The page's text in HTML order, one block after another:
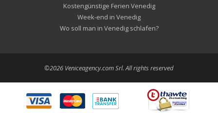
Kostengünstige Ferien Venedig
Week-end in Venedig
Wo soll man in Venedig schlafen?
©2026 Veniceagency.com Srl. All rights reserved